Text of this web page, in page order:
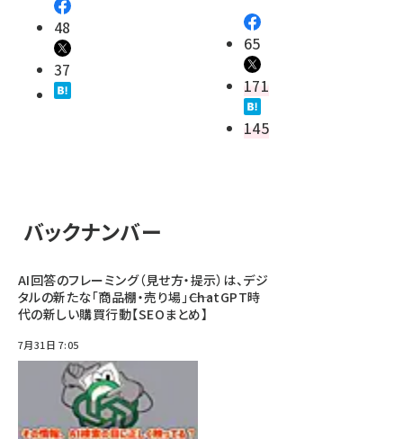
48
37
65
171
145
バックナンバー
AI回答のフレーミング（見せ方・提示）は、デジ
タルの新たな「商品棚・売り場」――ChatGPT時
代の新しい購買行動【SEOまとめ】
7月31日 7:05